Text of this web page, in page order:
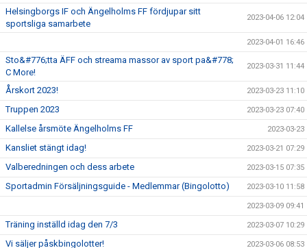
Helsingborgs IF och Ängelholms FF fördjupar sitt
sportsliga samarbete
2023-04-06 12:04
2023-04-01 16:46
Sto&#776;tta ÄFF och streama massor av sport pa&#778;
C More!
2023-03-31 11:44
Årskort 2023! 2023-03-23 11:10
Truppen 2023 2023-03-23 07:40
Kallelse årsmöte Ängelholms FF 2023-03-23
Kansliet stängt idag! 2023-03-21 07:29
Valberedningen och dess arbete 2023-03-15 07:35
Sportadmin Försäljningsguide - Medlemmar (Bingolotto) 2023-03-10 11:58
2023-03-09 09:41
Träning inställd idag den 7/3 2023-03-07 10:29
Vi säljer påskbingolotter! 2023-03-06 08:53